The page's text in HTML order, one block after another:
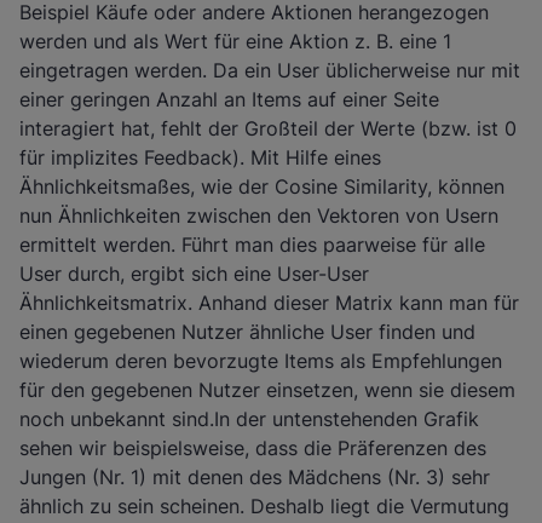
Beispiel Käufe oder andere Aktionen herangezogen
werden und als Wert für eine Aktion z. B. eine 1
eingetragen werden. Da ein User üblicherweise nur mit
einer geringen Anzahl an Items auf einer Seite
interagiert hat, fehlt der Großteil der Werte (bzw. ist 0
für implizites Feedback). Mit Hilfe eines
Ähnlichkeitsmaßes, wie der Cosine Similarity, können
nun Ähnlichkeiten zwischen den Vektoren von Usern
ermittelt werden. Führt man dies paarweise für alle
User durch, ergibt sich eine User-User
Ähnlichkeitsmatrix. Anhand dieser Matrix kann man für
einen gegebenen Nutzer ähnliche User finden und
wiederum deren bevorzugte Items als Empfehlungen
für den gegebenen Nutzer einsetzen, wenn sie diesem
noch unbekannt sind.In der untenstehenden Grafik
sehen wir beispielsweise, dass die Präferenzen des
Jungen (Nr. 1) mit denen des Mädchens (Nr. 3) sehr
ähnlich zu sein scheinen. Deshalb liegt die Vermutung